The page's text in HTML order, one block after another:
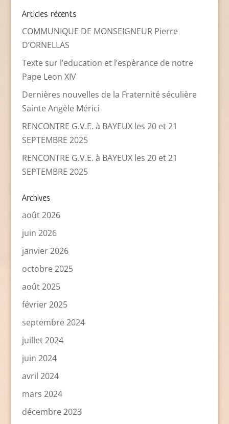
Articles récents
COMMUNIQUE DE MONSEIGNEUR Pierre
D’ORNELLAS
Texte sur l’education et l’espèrance de notre
Pape Leon XIV
Dernières nouvelles de la Fraternité séculière
Sainte Angèle Mérici
RENCONTRE G.V.E. à BAYEUX les 20 et 21
SEPTEMBRE 2025
RENCONTRE G.V.E. à BAYEUX les 20 et 21
SEPTEMBRE 2025
Archives
août 2026
juin 2026
janvier 2026
octobre 2025
août 2025
février 2025
septembre 2024
juillet 2024
juin 2024
avril 2024
mars 2024
décembre 2023